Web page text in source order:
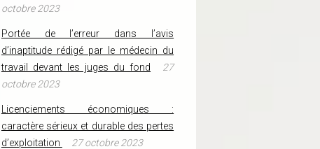
octobre 2023
Portée de l’erreur dans l’avis
d’inaptitude rédigé par le médecin du
travail devant les juges du fond
27
octobre 2023
Licenciements économiques :
caractère sérieux et durable des pertes
d’exploitation
27 octobre 2023